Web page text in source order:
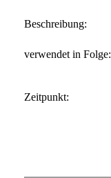
Beschreibung:
verwendet in Folge:
Zeitpunkt: